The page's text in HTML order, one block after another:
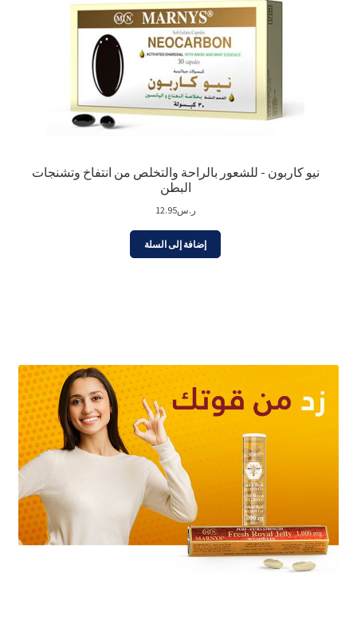
نيو كاربون - للشعور بالراحة والتخلص من انتفاخ وتشنجات
البطن
ر.س12.95
إضافة إلى السلة